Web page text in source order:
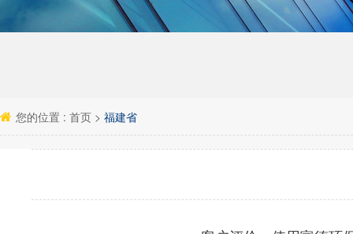
您的位置 : 首页 > 福建省